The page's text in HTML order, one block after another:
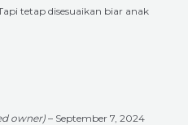
tetap disesuaikan biar anak
owner)– September 7, 2024